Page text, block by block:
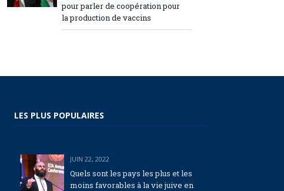
pour parler de coopération pour
la production de vaccins
LES PLUS POPULAIRES
JUIN 22, 2022
Quels sont les pays les plus et les
moins favorables à la vie juive en